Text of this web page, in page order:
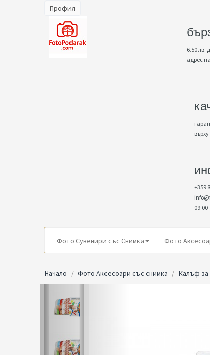
Профил
6.50 лв.
адрес
+359
09:00
Фото Сувенири със Снимка Фото
Начало Фото Аксесоари със снимка Калъф за